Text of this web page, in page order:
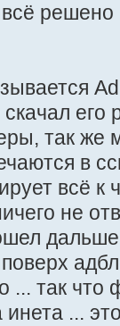
решено
так же
в
всё к
не
... так
...